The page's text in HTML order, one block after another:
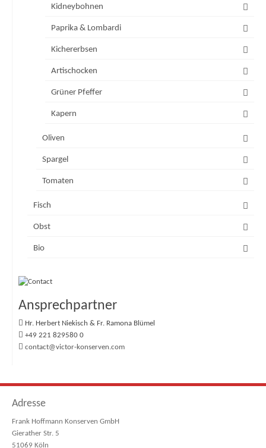
Kidneybohnen
Paprika & Lombardi
Kichererbsen
Artischocken
Grüner Pfeffer
Kapern
Oliven
Spargel
Tomaten
Fisch
Obst
Bio
Ansprechpartner
Hr. Herbert Niekisch & Fr. Ramona Blümel
+49 221 829580 0
contact@victor-konserven.com
Adresse
Frank Hoffmann Konserven GmbH
Gierather Str. 5
51069 Köln